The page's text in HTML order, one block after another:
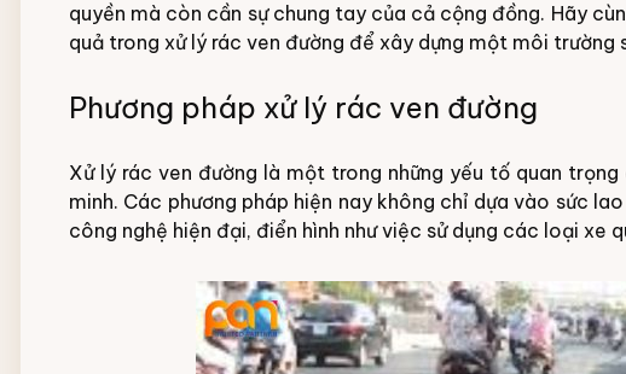
quyền mà còn cần sự chung tay của cả cộng đồng. Hãy
quả trong xử lý rác ven đường để xây dựng một môi trường
Phương pháp xử lý rác ven đường
Xử lý rác ven đường là một trong những yếu tố quan
minh. Các phương pháp hiện nay không chỉ dựa vào sức
công nghệ hiện đại, điển hình như việc sử dụng các loại xe